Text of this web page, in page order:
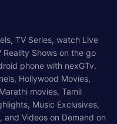
TV Series, watch Live
Reality Shows on the go
phone with nexGTv.
Hollywood Movies,
movies, Tamil
Music Exclusives,
and Videos on Demand on